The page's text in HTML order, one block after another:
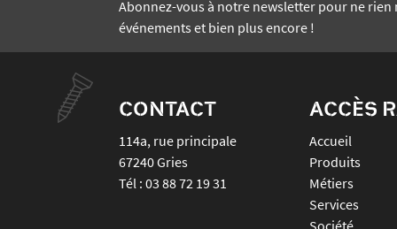
Abonnez-vous à notre newsletter pour ne
événements et bien plus encore !
CONTACT
114a, rue principale
67240Gries
Tél :03 88 72 19 31
ACCÈS
Accueil
Produits
Métiers
Services
Société